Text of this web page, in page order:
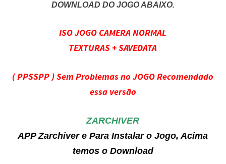
DOWNLOAD DO JOGO ABAIXO.
ISO JOGO CAMERA NORMAL
TEXTURAS + SAVEDATA
( PPSSPP ) Sem Problemas no JOGO Recomendado
essa versão
ZARCHIVER
APP Zarchiver e Para Instalar o Jogo, Acima
temos o Download